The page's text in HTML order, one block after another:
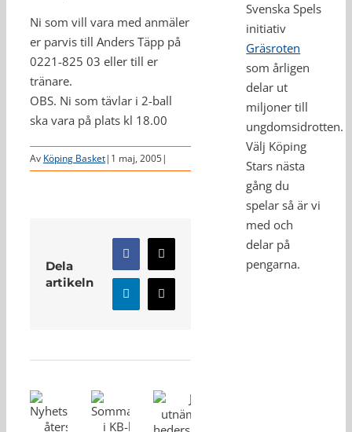
Ni som vill vara med anmäler
er parvis till Anders Täpp på
0221-825 03 eller till er
tränare.
OBS. Ni som tävlar i 2-ball
ska vara på plats kl 18.00
Av Köping Basket| 1 maj, 2005|
Dela
artikeln
Facebook
X
LinkedInE-
post
Svenska Spels
initiativ
Gräsroten
som årligen
delar ut
miljoner till
ungdomsidrotten.
Välj Köping
Stars nästa
gång du
spelar så är vi
med och
delar på
pengarna.